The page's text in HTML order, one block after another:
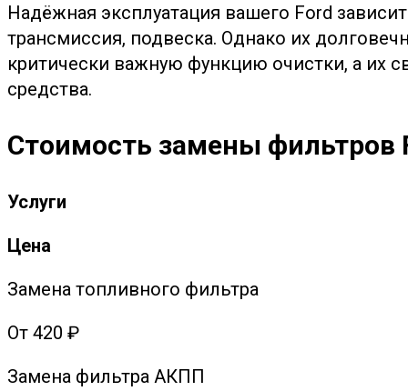
Надёжная эксплуатация вашего Ford
трансмиссия, подвеска. Однако их
критически важную функцию очистки, а их
средства.
Стоимость замены фильтров
Услуги
Цена
Замена топливного фильтра
От 420 ₽
Замена фильтра АКПП